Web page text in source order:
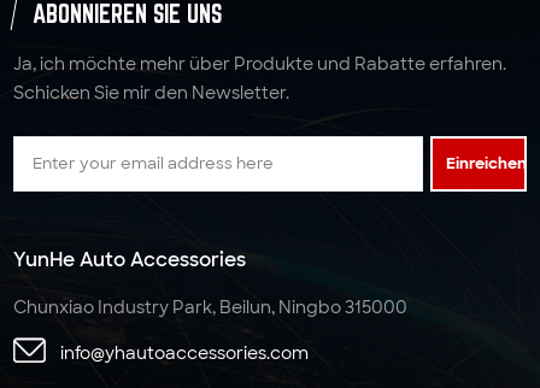
ABONNIEREN SIE UNS
Ja, ich möchte mehr über Produkte und Rabatte erfahren.
Schicken Sie mir den Newsletter.
Einreichen
YunHe Auto Accessories
Chunxiao Industry Park, Beilun, Ningbo 315000
info@yhautoaccessories.com